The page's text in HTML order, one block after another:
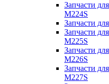
Запчасти
M224S
Запчасти
Запчасти
M225S
Запчасти
M226S
Запчасти
M227S